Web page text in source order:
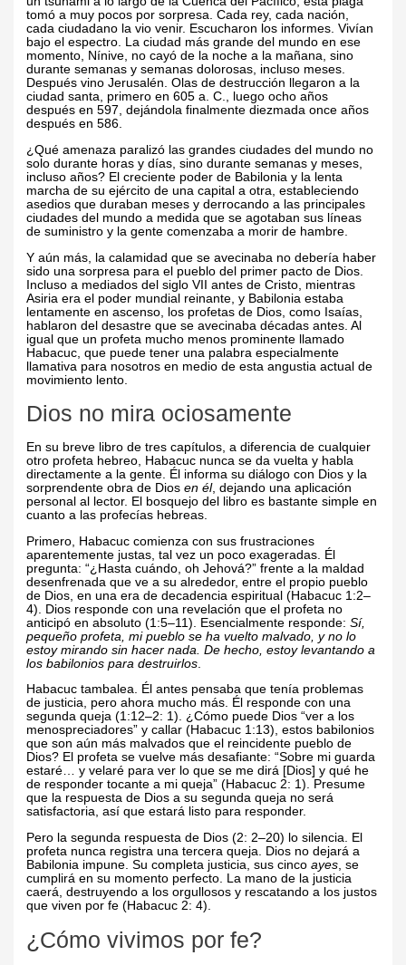
tomó a muy pocos por sorpresa. Cada rey, cada nación,
cada ciudadano la vio venir. Escucharon los informes. Vivían
bajo el espectro. La ciudad más grande del mundo en ese
momento, Nínive, no cayó de la noche a la mañana, sino
durante semanas y semanas dolorosas, incluso meses.
Después vino Jerusalén. Olas de destrucción llegaron a la
ciudad santa, primero en 605 a. C., luego ocho años
después en 597, dejándola finalmente diezmada once años
después en 586.
¿Qué amenaza paralizó las grandes ciudades del mundo no
solo durante horas y días, sino durante semanas y meses,
incluso años? El creciente poder de Babilonia y la lenta
marcha de su ejército de una capital a otra, estableciendo
asedios que duraban meses y derrocando a las principales
ciudades del mundo a medida que se agotaban sus líneas
de suministro y la gente comenzaba a morir de hambre.
Y aún más, la calamidad que se avecinaba no debería haber
sido una sorpresa para el pueblo del primer pacto de Dios.
Incluso a mediados del siglo VII antes de Cristo, mientras
Asiria era el poder mundial reinante, y Babilonia estaba
lentamente en ascenso, los profetas de Dios, como Isaías,
hablaron del desastre que se avecinaba décadas antes. Al
igual que un profeta mucho menos prominente llamado
Habacuc, que puede tener una palabra especialmente
llamativa para nosotros en medio de esta angustia actual de
movimiento lento.
Dios no mira ociosamente
En su breve libro de tres capítulos, a diferencia de cualquier
otro profeta hebreo, Habacuc nunca se da vuelta y habla
directamente a la gente. Él informa su diálogo con Dios y la
sorprendente obra de Diosen él, dejando una aplicación
personal al lector. El bosquejo del libro es bastante simple en
cuanto a las profecías hebreas.
Primero, Habacuc comienza con sus frustraciones
aparentemente justas, tal vez un poco exageradas. Él
pregunta: “¿Hasta cuándo, oh Jehová?” frente a la maldad
desenfrenada que ve a su alrededor, entre el propio pueblo
de Dios, en una era de decadencia espiritual (Habacuc 1:2–
4). Dios responde con una revelación que el profeta no
anticipó en absoluto (1:5–11). Esencialmente responde:Sí,
pequeño profeta, mi pueblo se ha vuelto malvado, y no lo
estoy mirando sin hacer nada. De hecho, estoy levantando a
los babilonios para destruirlos
Habacuc tambalea. Él antes pensaba que tenía problemas
de justicia, pero ahora mucho más. Él responde con una
segunda queja (1:12–2: 1). ¿Cómo puede Dios “ver a los
menospreciadores” y callar (Habacuc 1:13), estos babilonios
que son aún más malvados que el reincidente pueblo de
Dios? El profeta se vuelve más desafiante: “Sobre mi guarda
estaré… y velaré para ver lo que se me dirá [Dios] y qué he
de responder tocante a mi queja” (Habacuc 2: 1). Presume
que la respuesta de Dios a su segunda queja no será
satisfactoria, así que estará listo para responder.
Pero la segunda respuesta de Dios (2: 2–20) lo silencia. El
profeta nunca registra una tercera queja. Dios no dejará a
Babilonia impune. Su completa justicia, sus cincoayes, se
cumplirá en su momento perfecto. La mano de la justicia
caerá, destruyendo a los orgullosos y rescatando a los justos
que viven por fe (Habacuc 2: 4).
¿Cómo vivimos por fe?